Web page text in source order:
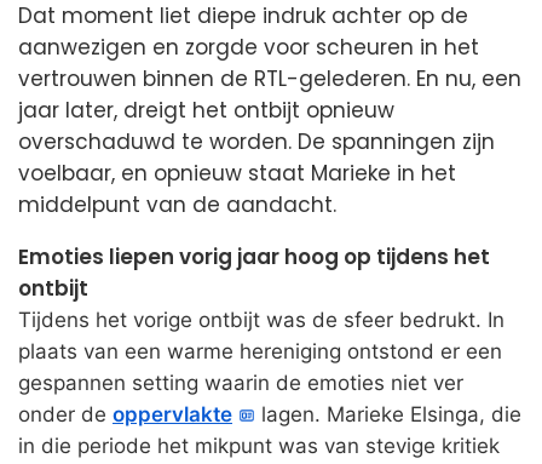
Dat moment liet diepe indruk achter op de
aanwezigen en zorgde voor scheuren in het
vertrouwen binnen de RTL-gelederen. En nu, een
jaar later, dreigt het ontbijt opnieuw
overschaduwd te worden. De spanningen zijn
voelbaar, en opnieuw staat Marieke in het
middelpunt van de aandacht.
Emoties liepen vorig jaar hoog op tijdens het
ontbijt
Tijdens het vorige ontbijt was de sfeer bedrukt. In
plaats van een warme hereniging ontstond er een
gespannen setting waarin de emoties niet ver
onder de oppervlakte
lagen. Marieke Elsinga, die
in die periode het mikpunt was van stevige kritiek